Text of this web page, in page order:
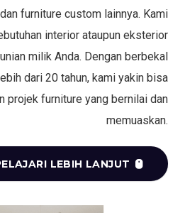
furniture custom lainnya. Kami
interior ataupun eksterior
milik Anda. Dengan berbekal
dari 20 tahun, kami yakin bisa
projek furniture yang bernilai dan
memuaskan.
LEBIH LANJUT